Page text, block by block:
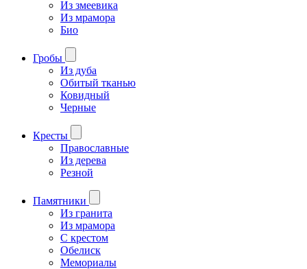
Из змеевика
Из мрамора
Био
Гробы
Из дуба
Обитый тканью
Ковидный
Черные
Кресты
Православные
Из дерева
Резной
Памятники
Из гранита
Из мрамора
С крестом
Обелиск
Мемориалы